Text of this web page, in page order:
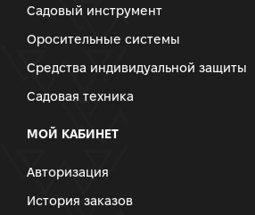
Садовый инструмент
Оросительные системы
Средства индивидуальной защиты
Садовая техника
МОЙ КАБИНЕТ
Авторизация
История заказов